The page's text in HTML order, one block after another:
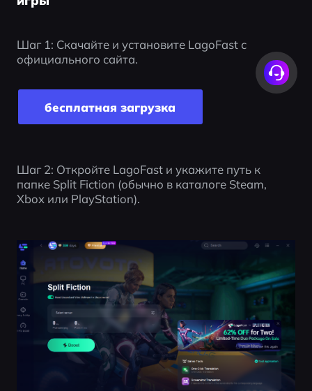
Шаг 1: Скачайте и установите LagoFast с
официального сайта.
бесплатная загрузка
Шаг 2: Откройте LagoFast и укажите путь к
папке Split Fiction (обычно в каталоге Steam,
Xbox или PlayStation).